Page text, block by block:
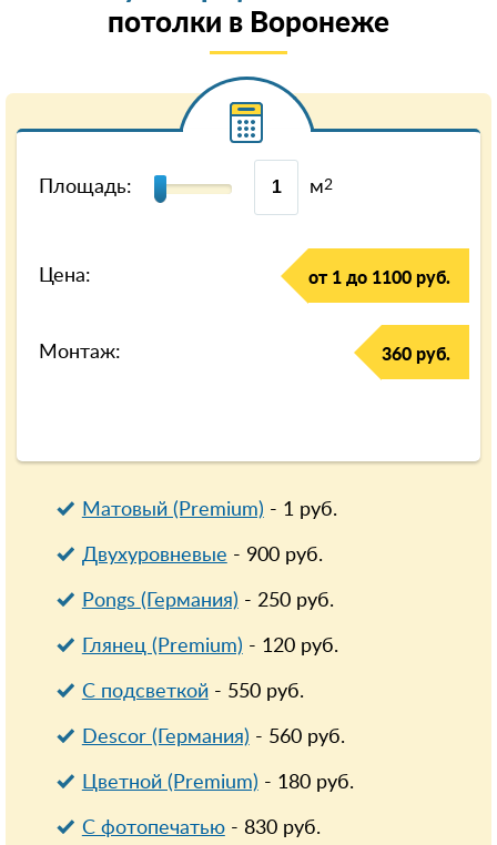
потолки в Воронеже
Площадь: м2
Цена: от 1 до 1100 руб.
Монтаж: 360 руб.
Матовый (Premium) - 1руб.
Двухуровневые - 900руб.
Pongs (Германия) - 250руб.
Глянец (Premium) - 120руб.
С подсветкой- 550руб.
Descor (Германия) - 560руб.
Цветной (Premium) - 180руб.
С фотопечатью- 830руб.